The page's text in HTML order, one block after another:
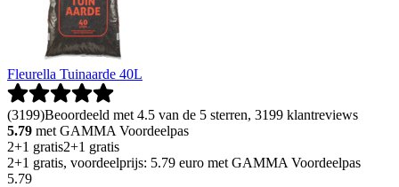
Fleurella Tuinaarde 40L
(3199)Beoordeeld met 4.5 van de 5 sterren, 3199 klantreviews
5.79 met GAMMA Voordeelpas
2+1 gratis2+1 gratis
2+1 gratis, voordeelprijs: 5.79 euro met GAMMA Voordeelpas
5.79